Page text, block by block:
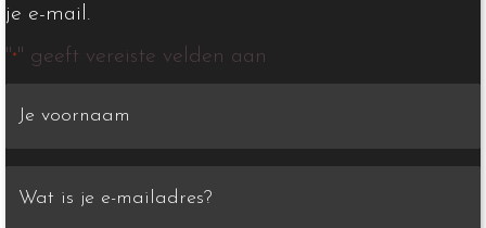
je e-mail.
"*" geeft vereiste velden aan